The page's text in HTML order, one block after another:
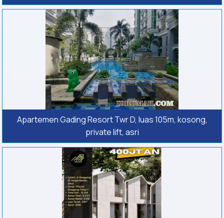
Apartemen Gading Resort Twr D, luas 105m, kosong,
private lift, asri